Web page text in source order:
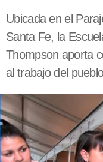
Ubicada en el
Santa Fe, la
Thompson aporta
al trabajo del